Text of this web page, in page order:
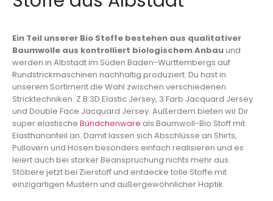
Ein Teil unserer Bio Stoffe bestehen aus qualitativer
Baumwolle aus kontrolliert biologischem Anbauund
werden in Albstadt im Süden Baden-Württembergs auf
Rundstrickmaschinen nachhaltig produziert. Du hast in
unserem Sortiment die Wahl zwischen verschiedenen
Stricktechniken. Z.B 3D Elastic Jersey, 3 Farb Jacquard Jersey
und Double Face Jacquard Jersey. Außerdem bieten wir Dir
super elastische Bündchenware als Baumwoll-Bio Stoff mit
Elasthananteil an. Damit lassen sich Abschlüsse an Shirts,
Pullovern und Hosen besonders einfach realisieren und es
leiert auch bei starker Beanspruchung nichts mehr aus.
Stöbere jetzt bei Zierstoff und entdecke tolle Stoffe mit
einzigartigen Mustern und außergewöhnlicher Haptik.